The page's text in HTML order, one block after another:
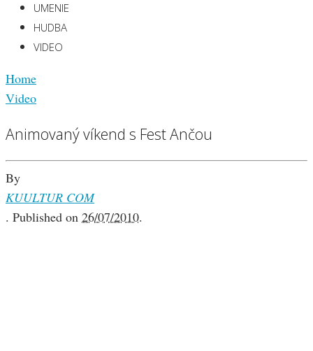
UMENIE
HUDBA
VIDEO
Home
Video
Animovaný víkend s Fest Ančou
By
KUULTUR COM
. Published on 26/07/2010.